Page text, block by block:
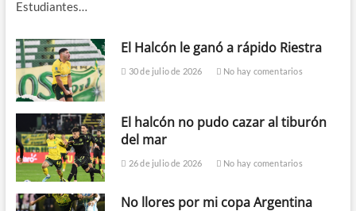
Estudiantes…
El Halcón le ganó a rápido Riestra
30 de julio de 2026 No hay comentarios
El halcón no pudo cazar al tiburón
del mar
26 de julio de 2026 No hay comentarios
No llores por mi copa Argentina